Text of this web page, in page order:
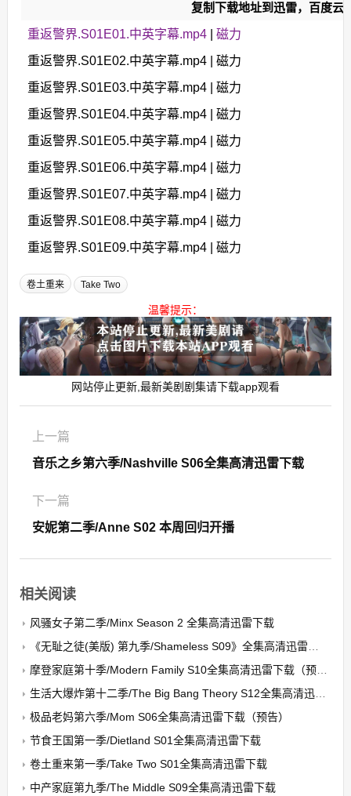
复制下载地址到迅雷，百度云
重返警界.S01E01.中英字幕.mp4| 磁力
重返警界.S01E02.中英字幕.mp4 | 磁力
重返警界.S01E03.中英字幕.mp4 | 磁力
重返警界.S01E04.中英字幕.mp4 | 磁力
重返警界.S01E05.中英字幕.mp4 | 磁力
重返警界.S01E06.中英字幕.mp4 | 磁力
重返警界.S01E07.中英字幕.mp4 | 磁力
重返警界.S01E08.中英字幕.mp4 | 磁力
重返警界.S01E09.中英字幕.mp4 | 磁力
卷土重来 Take Two
温馨提示：
网站停止更新,最新美剧剧集请下载app观看
上一篇
音乐之乡第六季/Nashville S06全集高清迅雷下载
下一篇
安妮第二季/Anne S02 本周回归开播
相关阅读
风骚女子第二季/Minx Season 2 全集高清迅雷下载
《无耻之徒(美版) 第九季/Shameless S09》全集高清迅雷下载
摩登家庭第十季/Modern Family S10全集高清迅雷下载（预告）
生活大爆炸第十二季/The Big Bang Theory S12全集高清迅雷下载（预告）
极品老妈第六季/Mom S06全集高清迅雷下载（预告）
节食王国第一季/Dietland S01全集高清迅雷下载
卷土重来第一季/Take Two S01全集高清迅雷下载
中产家庭第九季/The Middle S09全集高清迅雷下载